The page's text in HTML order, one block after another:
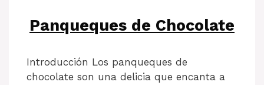
Panqueques de Chocolate
Introducción Los panqueques de
chocolate son una delicia que encanta a